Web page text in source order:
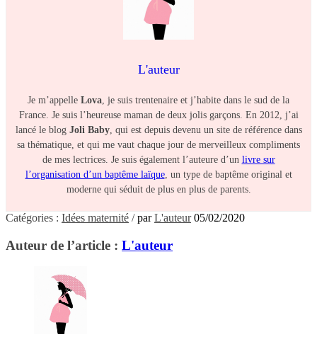
L'auteur
Je m’appelle Lova , je suis trentenaire et j’habite dans le sud de la
France. Je suis l’heureuse maman de deux jolis garçons. En 2012, j’ai
lancé le blog Joli Baby, qui est depuis devenu un site de référence dans
sa thématique, et qui me vaut chaque jour de merveilleux compliments
de mes lectrices. Je suis également l’auteure d’un livre sur
l’organisation d’un baptême laïque, un type de baptême original et
moderne qui séduit de plus en plus de parents.
Catégories : Idées maternité /parL'auteur 05/02/2020
Auteur de l’article : L'auteur